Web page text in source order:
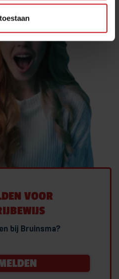
VOOR
bij Bruinsma?